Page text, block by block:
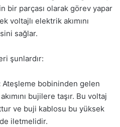
bir parçası olarak görev yapar
voltajlı elektrik akımını
sağlar.
şunlardır:
Ateşleme bobininden gelen
bujilere taşır. Bu voltaj
ve buji kablosu bu yüksek
iletmelidir.